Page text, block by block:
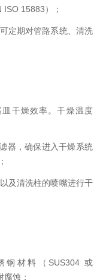
EN ISO 15883）；
定期对管路系统、清洗
统
干燥效率。干燥温度
器，确保进入干燥系统
及清洗柱的喷嘴进行干
计
材料（SUS304 或
腐蚀；